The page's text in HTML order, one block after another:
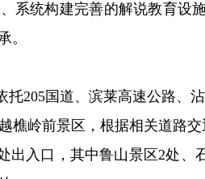
系统构建完善的解说教育设
。
托205国道、滨莱高速公路、
樵岭前景区，根据相关道路交
出入口，其中鲁山景区2处